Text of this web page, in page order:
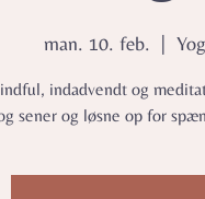
man. 10. feb.
indadvendt og
sener og løsne op for